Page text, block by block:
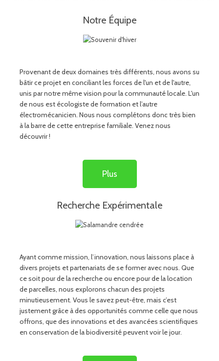
Notre Équipe
Provenant de deux domaines très différents, nous avons su
bâtir ce projet en conciliant les forces de l'un et de l'autre,
unis par notre même vision pour la communauté locale. L'un
de nous est écologiste de formation et l’autre
électromécanicien. Nous nous complétons donc très bien
à la barre de cette entreprise familiale. Venez nous
découvrir !
Plus
Recherche Expérimentale
Ayant comme mission, l’innovation, nous laissons place à
divers projets et partenariats de se former avec nous. Que
ce soit pour de la recherche ou encore pour de la location
de parcelles, nous explorons chacun des projets
minutieusement. Vous le savez peut-être, mais c’est
justement grâce à des opportunités comme celle que nous
offrons, que des innovations et des avancées scientifiques
en conservation de la biodiversité peuvent voir le jour.